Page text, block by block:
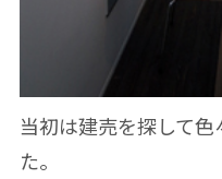
当初は建売を探して
た。